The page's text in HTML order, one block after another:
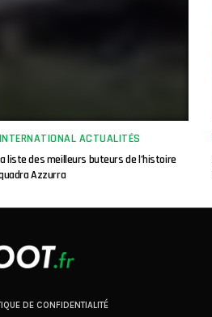
ACTUALITÉS
liste des meilleurs buteurs de l’histoire
Azzurra
DE CONFIDENTIALITÉ